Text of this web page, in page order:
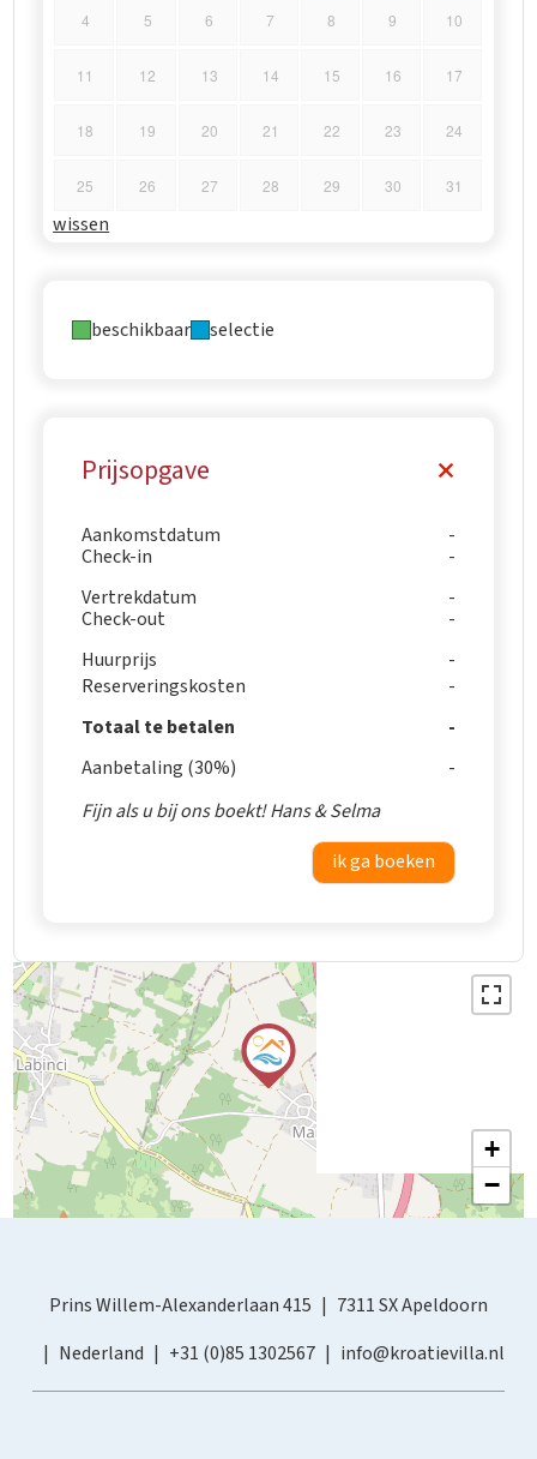
4 5 6 7 8 9 10
11 12 13 14 15 16 17
18 19 20 21 22 23 24
25 26 27 28 29 30 31
wissen
beschikbaar selectie
Prijsopgave
Aankomstdatum
Check-in
Vertrekdatum
Check-out
Huurprijs
Reserveringskosten
Totaal te betalen
Aanbetaling (30%)
Fijn als u bij ons boekt! Hans & Selma
ik ga boeken
+
−
Prins Willem-Alexanderlaan 415
7311 SX Apeldoorn
Nederland
+31 (0)85 1302567 info@kroatievilla.nl